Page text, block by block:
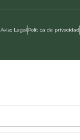
Aviso Legal Política de privacidad